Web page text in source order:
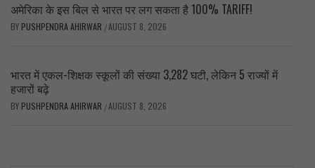
अमेरिका के इस बिल से भारत पर लग सकता है 100% TARIFF!
BY PUSHPENDRA AHIRWAR /AUGUST 8, 2026
भारत में एकल-शिक्षक स्कूलों की संख्या 3,282 घटी, लेकिन 5 राज्यों में
हजारों बढ़े
BY PUSHPENDRA AHIRWAR /AUGUST 8, 2026